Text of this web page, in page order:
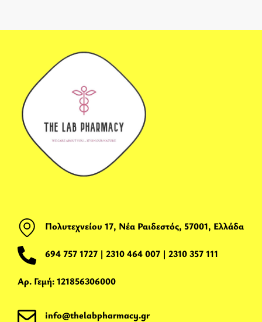
Πολυτεχνείου 17, Νέα Ραιδεστός, 57001, Ελλάδα
694 757 1727 | 2310 464 007 | 2310 357 111
Αρ. Γεμή: 121856306000
info@thelabpharmacy.gr